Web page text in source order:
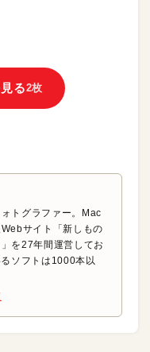
る2枚
トグラファー。Mac
サイト「新しもの
を27年間運営してお
ソフトは1000本以